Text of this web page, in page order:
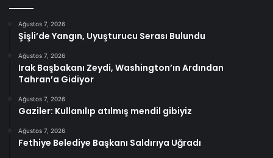
Ağustos 7, 2026
Şişli’de Yangın, Uyuşturucu Serası Bulundu
Ağustos 7, 2026
Irak Başbakanı Zeydi, Washington’ın Ardından
Tahran’a Gidiyor
Ağustos 7, 2026
Gaziler: Kullanılıp atılmış mendil gibiyiz
Ağustos 7, 2026
Fethiye Belediye Başkanı Saldırıya Uğradı